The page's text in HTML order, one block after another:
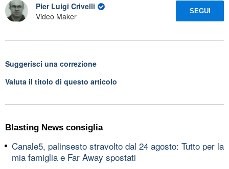
Pier Luigi Crivelli
Video Maker
SEGUI
Suggerisci una correzione
Valuta il titolo di questo articolo
Blasting News consiglia
Canale5, palinsesto stravolto dal 24 agosto: Tutto per la
mia famiglia e Far Away spostati